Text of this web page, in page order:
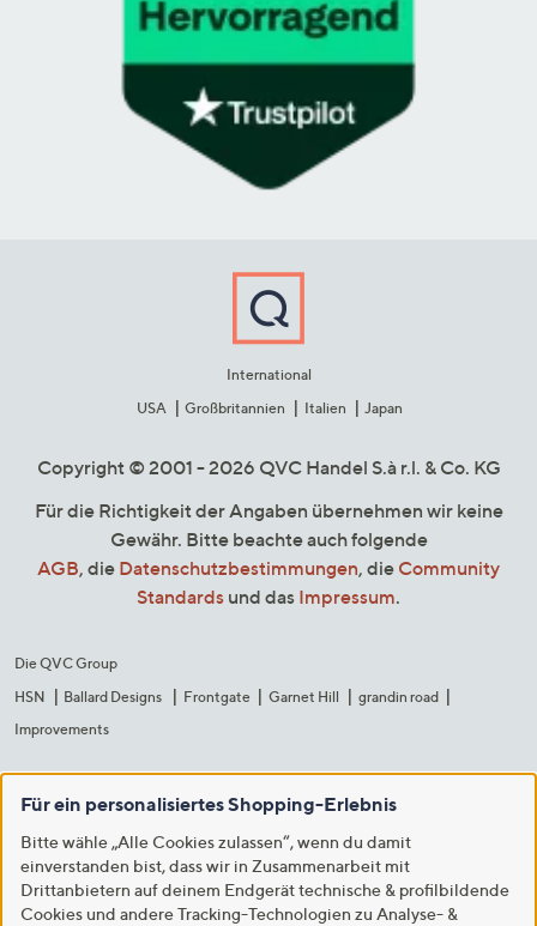
International
USA
Großbritannien Italien Japan
Copyright © 2001 - 2026 QVC Handel S.à r.l. & Co. KG
Für die Richtigkeit der Angaben übernehmen wir keine
Gewähr. Bitte beachte auch folgende
AGB, die Datenschutzbestimmungen, die Community
Standards und das Impressum.
Die QVC Group
HSN
Ballard Designs Frontgate Garnet Hill
grandin road
Improvements
Für ein personalisiertes Shopping-Erlebnis
Bitte wähle „Alle Cookies zulassen“, wenn du damit
einverstanden bist, dass wir in Zusammenarbeit mit
Drittanbietern auf deinem Endgerät technische & profilbildende
Cookies und andere Tracking-Technologien zu Analyse- &